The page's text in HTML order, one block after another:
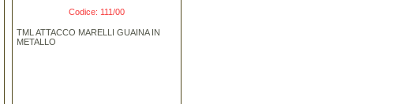
Codice: 111/00
TML ATTACCO MARELLI GUAINA IN
METALLO